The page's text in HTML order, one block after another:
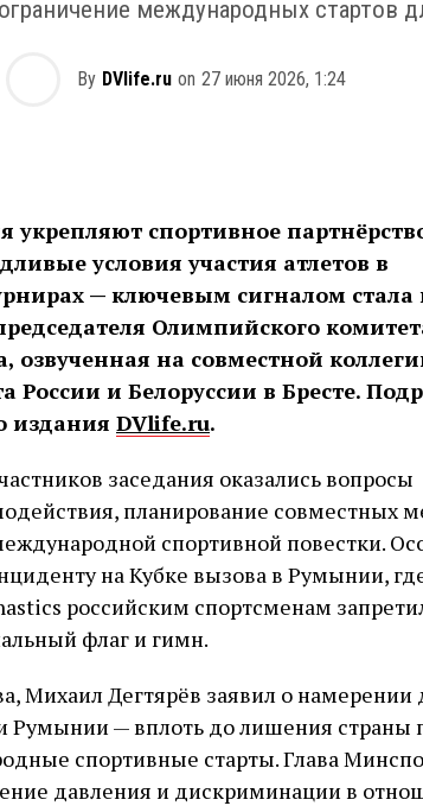
международных стартов
By DVlife.ru on 27 июня 2026, 1:24
укрепляют спортивное
условия участия атлетов в
— ключевым сигналом стала
Олимпийского
озвученная на совместной
России и Белоруссии в Бресте.
издания DVlife.ru.
заседания оказались вопросы
планирование совместных
спортивной повестки.
на Кубке вызова в Румынии,
российским спортсменам
флаг и гимн.
Михаил Дегтярёв заявил о намерении
Румынии — вплоть до лишения страны
спортивные старты. Глава
давления и дискриминации в